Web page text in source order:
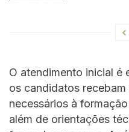
O atendimento inicial é
os candidatos
necessários à
além de orientações